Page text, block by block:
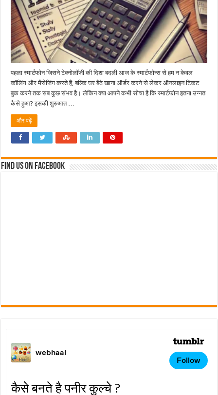
पहला स्मार्टफोन जिसने टेक्नोलॉजी की दिशा बदली आज के स्मार्टफोन्स से हम न केवल
कॉलिंग और मैसेजिंग करते हैं, बल्कि घर बैठे खाना ऑर्डर करने से लेकर ऑनलाइन टिकट
बुक करने तक सब कुछ संभव है। लेकिन क्या आपने कभी सोचा है कि स्मार्टफोन इतना उन्नत
कैसे हुआ? इसकी शुरुआत …
और पढ़ें
Find us on Facebook